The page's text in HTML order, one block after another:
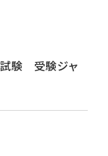
験 受験ジャ